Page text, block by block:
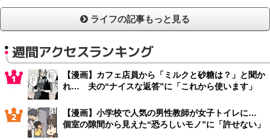
ライフの記事もっと見る
週間アクセスランキング
【漫画】カフェ店員から「ミルクと砂糖は？」と聞か
れ… 夫の“ナイスな返答”に「これから使います」
【漫画】小学校で人気の男性教師が女子トイレに…
個室の隙間から見えた“恐ろしいモノ”に「許せない」